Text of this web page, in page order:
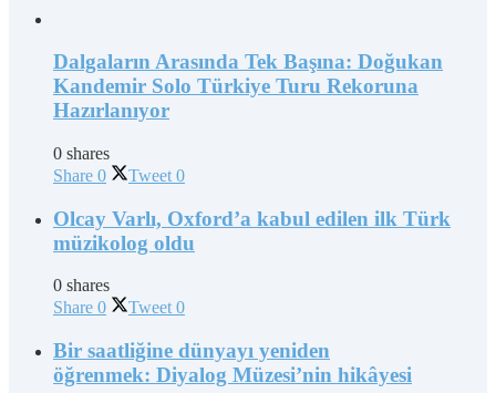
Dalgaların Arasında Tek Başına: Doğukan
Kandemir Solo Türkiye Turu Rekoruna
Hazırlanıyor
0 shares
Share 0 Tweet 0
Olcay Varlı, Oxford’a kabul edilen ilk Türk
müzikolog oldu
0 shares
Share 0 Tweet 0
Bir saatliğine dünyayı yeniden
öğrenmek: Diyalog Müzesi’nin hikâyesi